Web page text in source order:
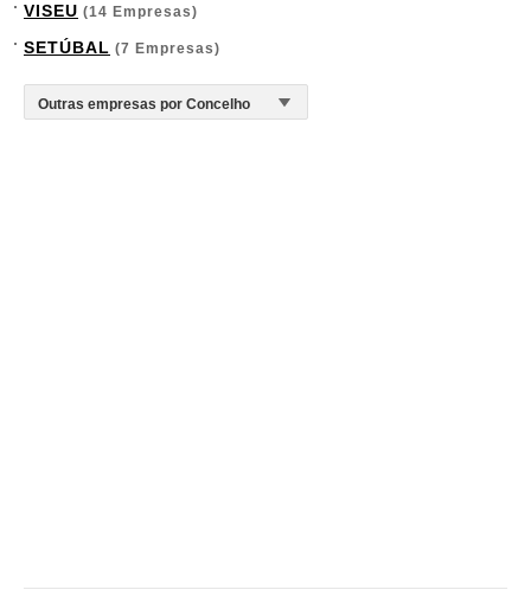
VISEU (14 Empresas)
SETÚBAL (7 Empresas)